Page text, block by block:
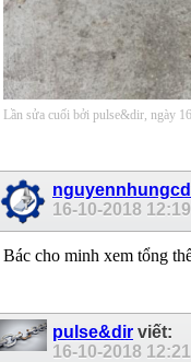
Lần sửa cuối bởi pulse&dir, ngày
16-10-2018
Bác cho minh xem tổng
pulse&dir viết:
16-10-2018